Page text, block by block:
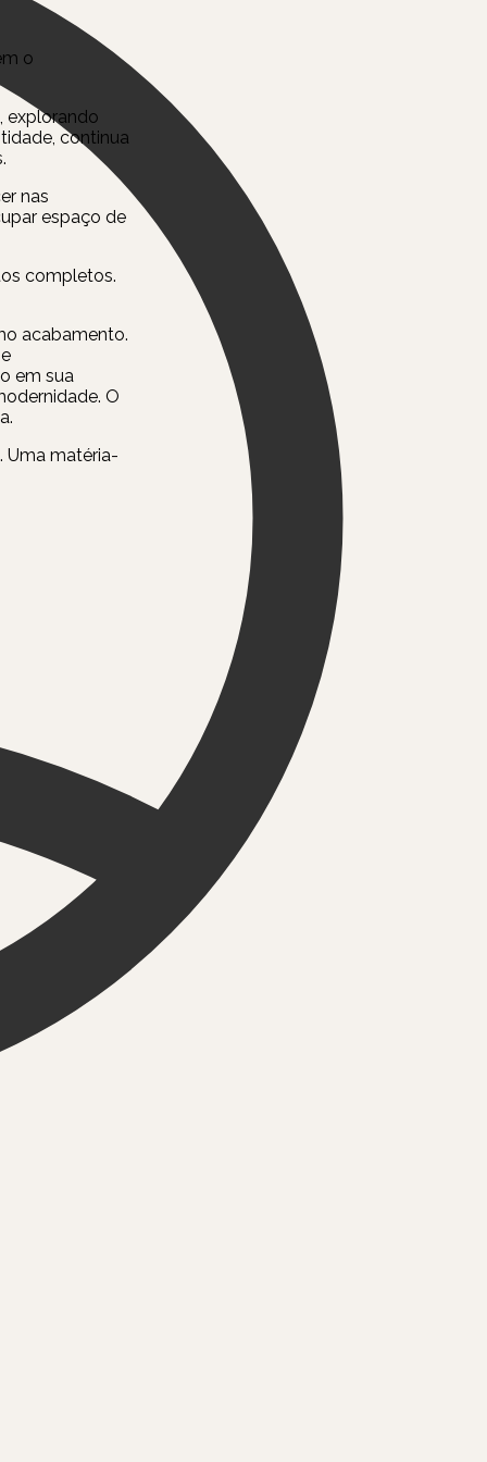
o
explorando
continua
nas
espaço de
completos.
acabamento.
em sua
O
Uma matéria-